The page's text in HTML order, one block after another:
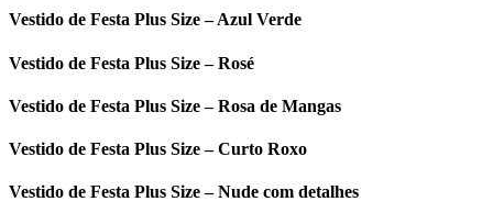
Vestido de Festa Plus Size – Azul Verde
Vestido de Festa Plus Size – Rosé
Vestido de Festa Plus Size – Rosa de Mangas
Vestido de Festa Plus Size – Curto Roxo
Vestido de Festa Plus Size – Nude com detalhes